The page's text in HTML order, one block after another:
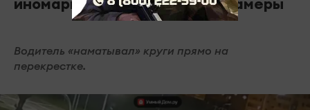
Водитель «наматывал» круги прямо на
перекрестке.